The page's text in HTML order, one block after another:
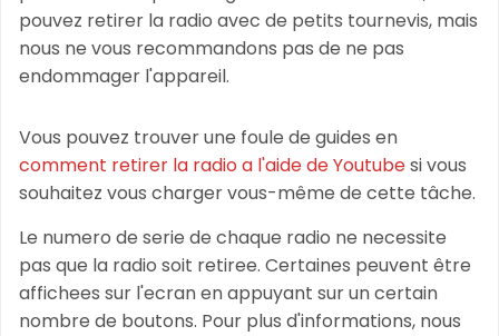
pouvez retirer la radio avec de petits tournevis, mais
nous ne vous recommandons pas de ne pas
endommager l'appareil.
Vous pouvez trouver une foule de guides en
comment retirer la radio a l'aide de Youtubesi vous
souhaitez vous charger vous-même de cette tâche.
Le numero de serie de chaque radio ne necessite
pas que la radio soit retiree. Certaines peuvent être
affichees sur l'ecran en appuyant sur un certain
nombre de boutons. Pour plus d'informations, nous